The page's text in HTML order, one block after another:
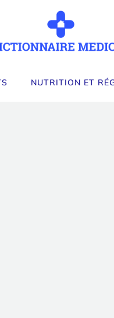
NUTRITION ET